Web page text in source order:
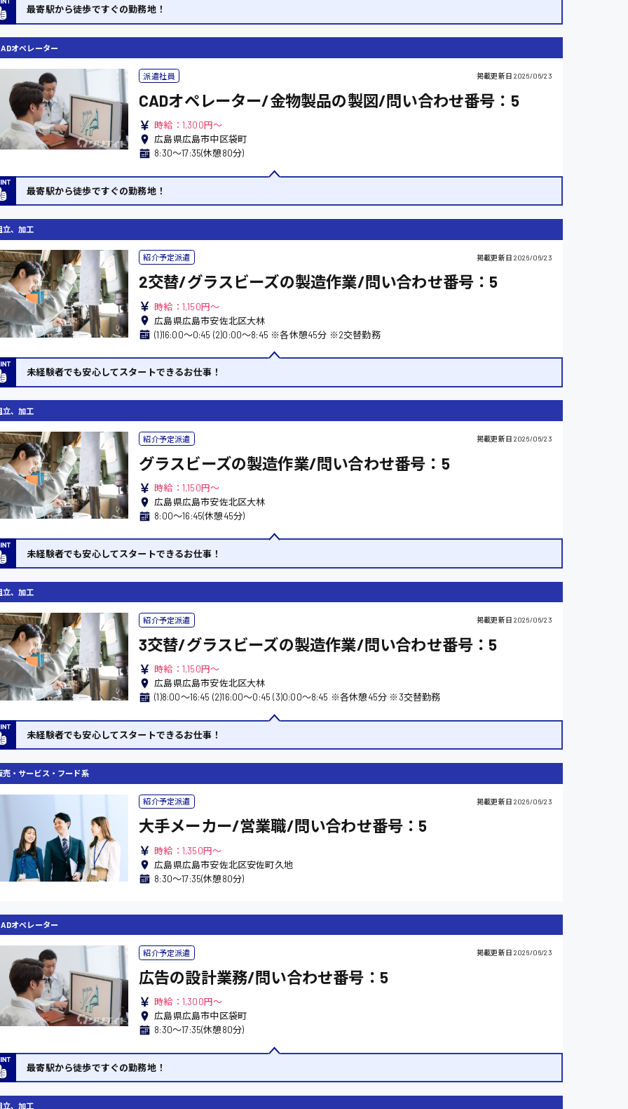
製造オペレーター
フォークリフト
介護職 看護助手
データ入力
ー
翻訳、通訳
CADオペレーター WEBデザイナー
プログラマー カスタマーエンジニア
系
販売 レジ ホール
調理 洗い場 営業
ルート営業
清掃 施工管理
広島市東区 広島市南区 広島市西区
呉市 安芸高田市
安芸太田町
三次市 三原市
東京都
尾道市 徳島県
時給1300円～ 時給1400円～ 時給1500円以上
日給8000円～ 日給9000円～
時給1000円～
時給1200円〜
最寄駅から徒歩ですぐの勤務地！
オペレーター
派遣社員 掲載更新日 2026/06/23
CADオペレーター/金物製品の製図/問い合わせ番号：5
時給：1,300円～
広島県広島市中区袋町
8:30〜17:35(休憩80分)
最寄駅から徒歩ですぐの勤務地！
立、加工
紹介予定派遣 掲載更新日 2026/06/23
2交替/グラスビーズの製造作業/問い合わせ番号：5
時給：1,150円～
広島県広島市安佐北区大林
(1)16:00〜0:45 (2)0:00〜8:45 ※各休憩45分 ※2交替勤務
未経験者でも安心してスタートできるお仕事！
立、加工
紹介予定派遣 掲載更新日 2026/06/23
グラスビーズの製造作業/問い合わせ番号：5
時給：1,150円～
広島県広島市安佐北区大林
8:00〜16:45(休憩45分)
未経験者でも安心してスタートできるお仕事！
立、加工
紹介予定派遣 掲載更新日 2026/06/23
3交替/グラスビーズの製造作業/問い合わせ番号：5
時給：1,150円～
広島県広島市安佐北区大林
(1)8:00〜16:45 (2)16:00〜0:45 (3)0:00〜8:45 ※各休憩45分 ※3交替勤務
未経験者でも安心してスタートできるお仕事！
売・サービス・フード系
紹介予定派遣 掲載更新日 2026/06/23
大手メーカー/営業職/問い合わせ番号：5
時給：1,350円～
広島県広島市安佐北区安佐町久地
8:30〜17:35(休憩80分)
オペレーター
紹介予定派遣 掲載更新日 2026/06/23
広告の設計業務/問い合わせ番号：5
時給：1,300円～
広島県広島市中区袋町
8:30〜17:35(休憩80分)
最寄駅から徒歩ですぐの勤務地！
立、加工